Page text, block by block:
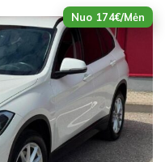
Nuo 174€/Mėn